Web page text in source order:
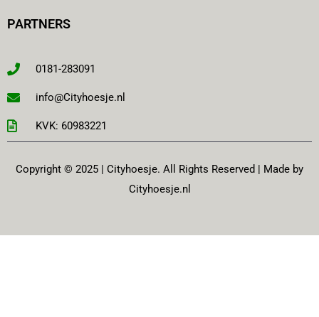
PARTNERS
0181-283091
info@Cityhoesje.nl
KVK: 60983221
Copyright © 2025 | Cityhoesje. All Rights Reserved | Made by
Cityhoesje.nl